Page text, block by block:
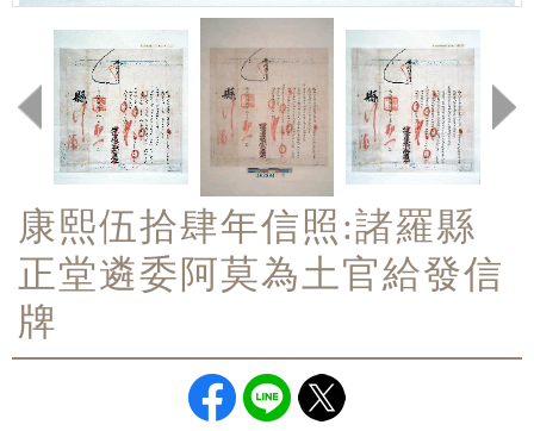
康熙伍拾肆年信照:諸羅縣
正堂遴委阿莫為土官給發信
牌